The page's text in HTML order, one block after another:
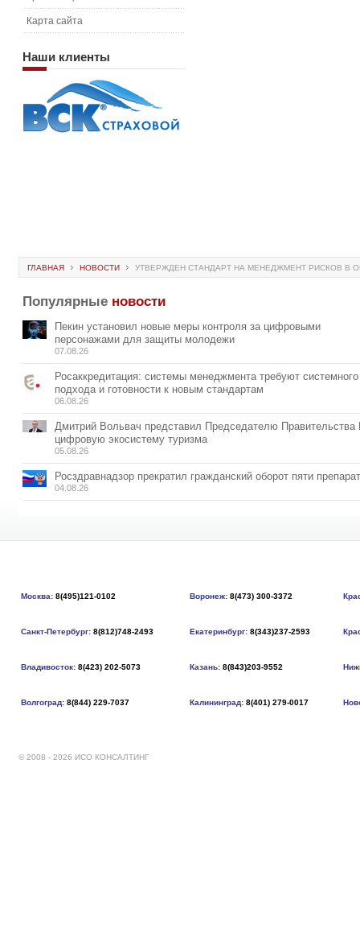
Карта сайта
Наши клиенты
ГЛАВНАЯ НОВОСТИ УТВЕРЖДЕН СТАНДАРТ НА МЕНЕДЖМЕНТ РИСКОВ В
Популярные новости
Пекин установил новые меры контроля за цифровыми
персонажами для защиты молодежи
07.08.26
Росаккредитация: системы менеджмента требуют системного
подхода и готовности к новым стандартам
06.08.26
Дмитрий Вольвач представил Председателю
цифровую экосистему туризма
05.08.26
Росздравнадзор прекратил гражданский оборот пяти
04.08.26
Москва: 8(495)121-0102 Воронеж: 8(473) 300-3372
Санкт-Петербург: 8(812)748-2493 Екатеринбург: 8(343)237-2593
Владивосток: 8(423) 202-5073 Казань: 8(843)203-9552
Волгоград: 8(844) 229-7037 Калининград: 8(401) 279-0017
© 2008 - 2026 ИСО КОНСАЛТИНГ